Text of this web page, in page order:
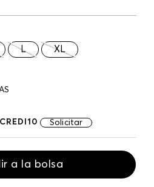
L XL
CREDI10 Solicitar
a la bolsa